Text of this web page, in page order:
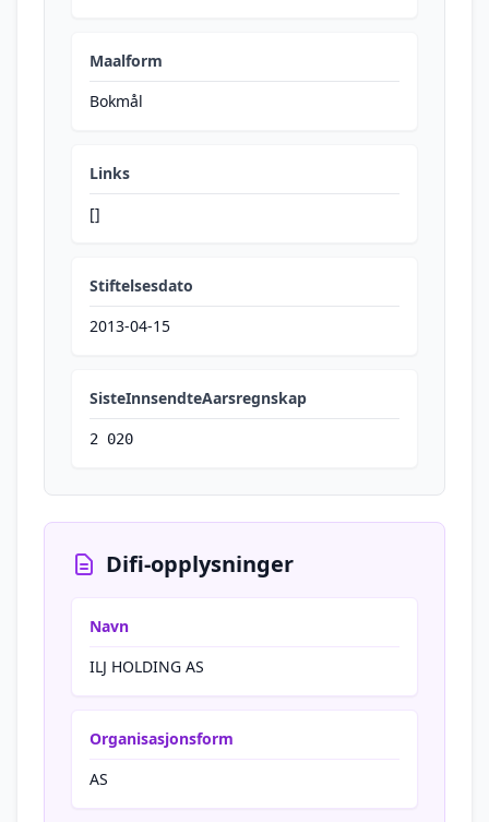
Maalform
Bokmål
Links
[]
Stiftelsesdato
2013-04-15
SisteInnsendteAarsregnskap
2 020
Difi-opplysninger
Navn
ILJ HOLDING AS
Organisasjonsform
AS